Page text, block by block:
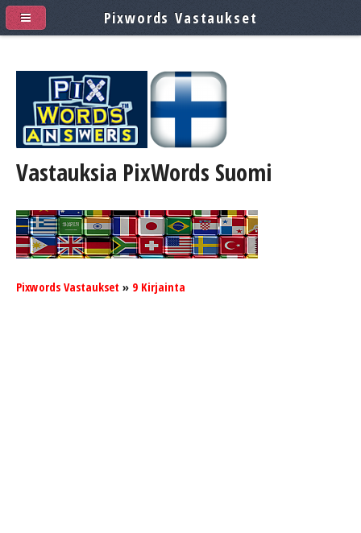
Vastauksia PixWords Suomi
Pixwords Vastaukset » 9 Kirjainta
Pixwords Vastaukset